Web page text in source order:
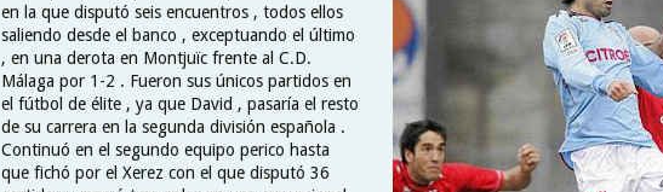
en la que disputó seis encuentros , todos ellos
saliendo desde el banco , exceptuando el último
, en una derota en Montjuïc frente al C.D.
Málaga por 1-2 . Fueron sus únicos partidos en
el fútbol de élite , ya que David , pasaría el resto
de su carrera en la segunda división española .
Continuó en el segundo equipo perico hasta
que fichó por el Xerez con el que disputó 36